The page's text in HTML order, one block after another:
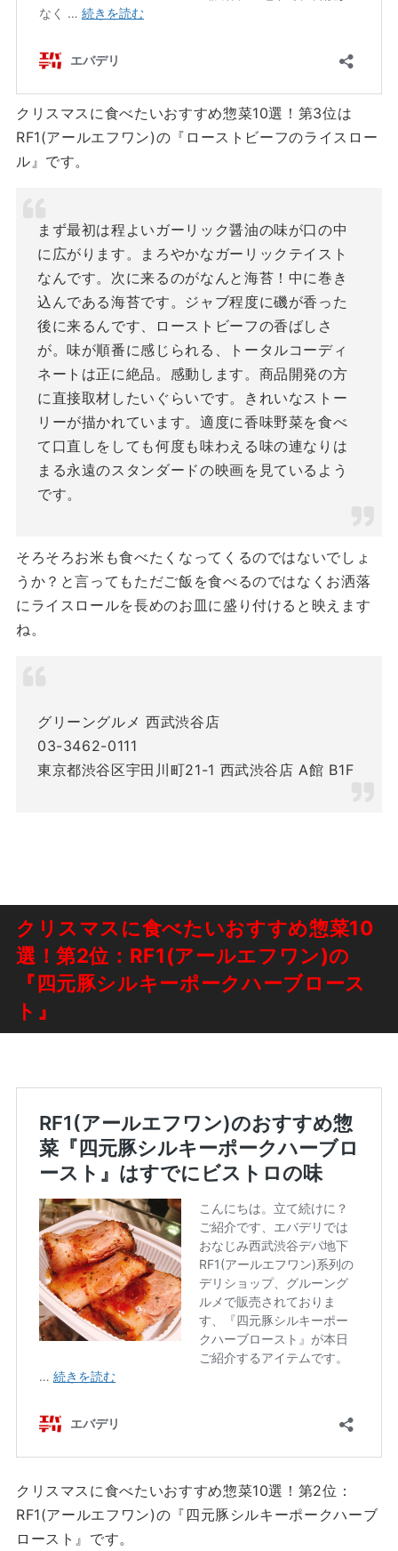
クリスマスに食べたいおすすめ惣菜10選！第3位は
RF1(アールエフワン)の『ローストビーフのライスロー
ル』です。
まず最初は程よいガーリック醤油の味が口の中
に広がります。まろやかなガーリックテイスト
なんです。次に来るのがなんと海苔！中に巻き
込んである海苔です。ジャブ程度に磯が香った
後に来るんです、ローストビーフの香ばしさ
が。味が順番に感じられる、トータルコーディ
ネートは正に絶品。感動します。商品開発の方
に直接取材したいぐらいです。きれいなストー
リーが描かれています。適度に香味野菜を食べ
て口直しをしても何度も味わえる味の連なりは
まる永遠のスタンダードの映画を見ているよう
です。
そろそろお米も食べたくなってくるのではないでしょ
うか？と言ってもただご飯を食べるのではなくお洒落
にライスロールを長めのお皿に盛り付けると映えます
ね。
グリーングルメ 西武渋谷店
03-3462-0111
東京都渋谷区宇田川町21-1 西武渋谷店 A館 B1F
クリスマスに食べたいおすすめ惣菜10
選！第2位：RF1(アールエフワン)の
『四元豚シルキーポークハーブロース
ト』
クリスマスに食べたいおすすめ惣菜10選！第2位：
RF1(アールエフワン)の『四元豚シルキーポークハーブ
ロースト』です。